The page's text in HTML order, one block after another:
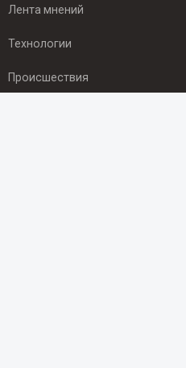
Лента мнений
Технологии
Происшествия